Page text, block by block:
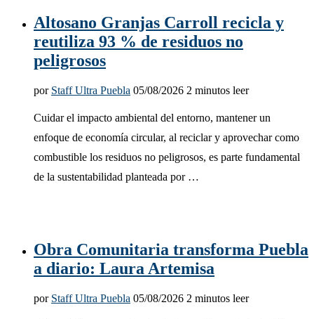
Altosano Granjas Carroll recicla y
reutiliza 93 % de residuos no
peligrosos
por Staff Ultra Puebla 05/08/2026 2 minutos leer
Cuidar el impacto ambiental del entorno, mantener un
enfoque de economía circular, al reciclar y aprovechar como
combustible los residuos no peligrosos, es parte fundamental
de la sustentabilidad planteada por …
Obra Comunitaria transforma Puebla
a diario: Laura Artemisa
por Staff Ultra Puebla 05/08/2026 2 minutos leer